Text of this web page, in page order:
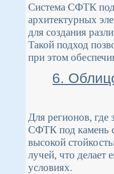
Система СФТК под
архитектурных
для создания
Такой подход
при этом
6.
Для регионов, где
СФТК под камень
высокой
лучей, что делает
условиях.